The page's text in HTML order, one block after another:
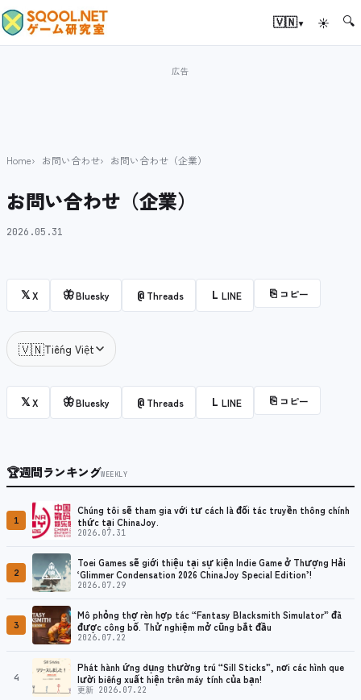
🇻🇳▾ ☀ 🔍
Home お問い合わせ お問い合わせ（企業）
お問い合わせ（企業）
2026.05.31
𝕏X 🦋Bluesky @ Threads L LINE ⎘ コピー
🇻🇳Tiếng Việt
𝕏X 🦋Bluesky @ Threads L LINE ⎘ コピー
🏆週間ランキングWEEKLY
1
Chúng tôi sẽ tham gia với tư cách là đối tác truyền thông chính
thức tại ChinaJoy.
2026.07.31
2
Toei Games sẽ giới thiệu tại sự kiện Indie Game ở Thượng Hải
‘Glimmer Condensation 2026 ChinaJoy Special Edition’!
2026.07.29
3
Mô phỏng thợ rèn hợp tác “Fantasy Blacksmith Simulator” đã
được công bố. Thử nghiệm mở cũng bắt đầu
2026.07.22
4
Phát hành ứng dụng thường trú “Sill Sticks”, nơi các hình que
lười biếng xuất hiện trên máy tính của bạn!
更新 2026.07.22